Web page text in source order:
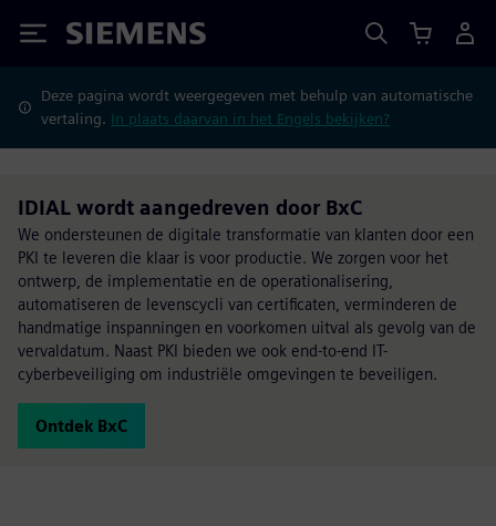
Siemens
Deze pagina wordt weergegeven met behulp van automatische
vertaling. In plaats daarvan in het Engels bekijken?
IDIAL wordt aangedreven door BxC
We ondersteunen de digitale transformatie van klanten door een
PKI te leveren die klaar is voor productie. We zorgen voor het
ontwerp, de implementatie en de operationalisering,
automatiseren de levenscycli van certificaten, verminderen de
handmatige inspanningen en voorkomen uitval als gevolg van de
vervaldatum. Naast PKI bieden we ook end-to-end IT-
cyberbeveiliging om industriële omgevingen te beveiligen.
Ontdek BxC